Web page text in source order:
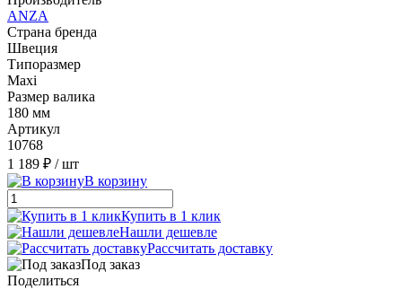
ANZA
Страна бренда
Швеция
Типоразмер
Maxi
Размер валика
180 мм
Артикул
10768
1 189 ₽ / шт
В корзину
Купить в 1 клик
Нашли дешевле
Рассчитать доставку
Под заказ
Поделиться